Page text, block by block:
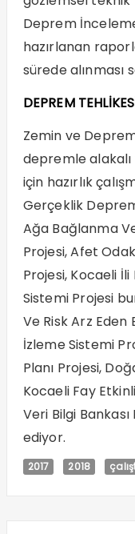
Deprem
hazırlanan
sürede alınması
DEPREM
Zemin ve
depremle
için hazırlık
Gerçeklik
Ağa Bağlanma
Projesi, Afet
Projesi, Kocaeli
Sistemi Projesi
Ve Risk Arz Eden
İzleme Sistemi
Planı Projesi,
Kocaeli Fay
Veri Bilgi
ediyor.
2017 2018